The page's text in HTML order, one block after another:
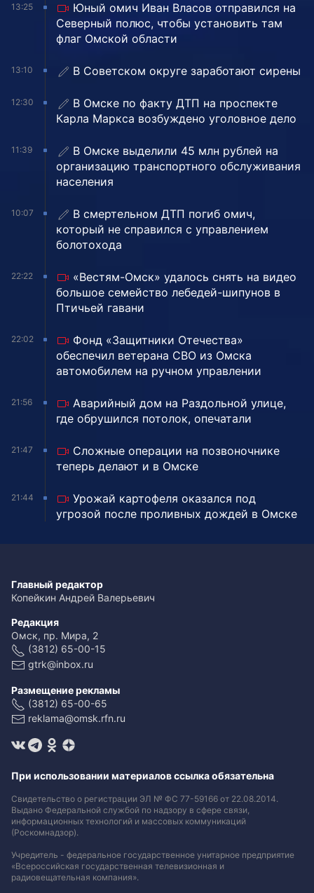
13:25
Юный омич Иван Власов отправился на
Северный полюс, чтобы установить там
флаг Омской области
13:10 В Советском округе заработают сирены
12:30
В Омске по факту ДТП на проспекте
Карла Маркса возбуждено уголовное дело
11:39
В Омске выделили 45 млн рублей на
организацию транспортного обслуживания
населения
10:07
В смертельном ДТП погиб омич,
который не справился с управлением
болотохода
22:22
«Вестям-Омск» удалось снять на видео
большое семейство лебедей-шипунов в
Птичьей гавани
22:02
Фонд «Защитники Отечества»
обеспечил ветерана СВО из Омска
автомобилем на ручном управлении
21:56
Аварийный дом на Раздольной улице,
где обрушился потолок, опечатали
21:47
Сложные операции на позвоночнике
теперь делают и в Омске
21:44
Урожай картофеля оказался под
угрозой после проливных дождей в Омске
Главный редактор
Копейкин Андрей Валерьевич
Редакция
Омск, пр. Мира, 2
(3812) 65-00-15
gtrk@inbox.ru
Размещение рекламы
(3812) 65-00-65
reklama@omsk.rfn.ru
При использовании материалов ссылка обязательна
Свидетельство о регистрации ЭЛ № ФС 77-59166 от 22.08.2014.
Выдано Федеральной службой по надзору в сфере связи,
информационных технологий и массовых коммуникаций
(Роскомнадзор).
Учредитель - федеральное государственное унитарное предприятие
«Всероссийская государственная телевизионная и
радиовещательная компания».